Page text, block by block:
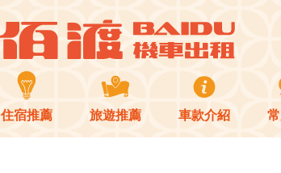
住宿推薦 旅遊推薦 車款介紹